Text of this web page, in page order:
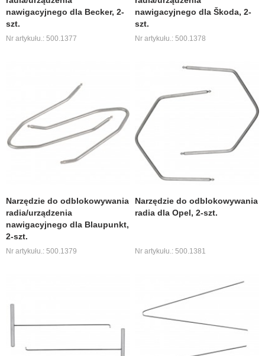
nawigacyjnego dla Becker, 2-
szt.
Nr artykułu.: 500.1377
nawigacyjnego dla Škoda, 2-
szt.
Nr artykułu.: 500.1378
Narzędzie do odblokowywania
radia/urządzenia
nawigacyjnego dla Blaupunkt,
2-szt.
Nr artykułu.: 500.1379
Narzędzie do odblokowywania
radia dla Opel, 2-szt.
Nr artykułu.: 500.1381